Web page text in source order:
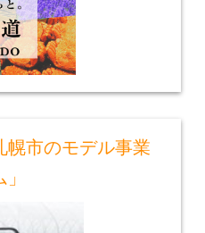
幌市のモデル事業